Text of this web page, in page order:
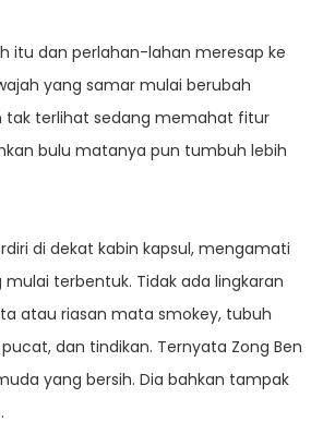
itu dan perlahan-lahan meresap ke
yang samar mulai berubah
tak terlihat sedang memahat fitur
bulu matanya pun tumbuh lebih
di dekat kabin kapsul, mengamati
terbentuk. Tidak ada lingkaran
atau riasan mata smokey, tubuh
dan tindikan. Ternyata Zong Ben
yang bersih. Dia bahkan tampak